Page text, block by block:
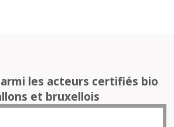
les acteurs certifiés bio
et bruxellois